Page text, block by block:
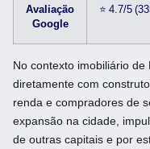
Avaliação
Google
⭐ 4.7/5
No contexto imobiliário
diretamente com
renda e compradores de
expansão na cidade,
de outras capitais e por